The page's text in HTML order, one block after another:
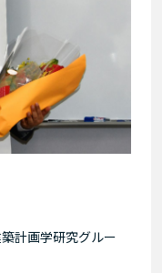
画学研究グルー